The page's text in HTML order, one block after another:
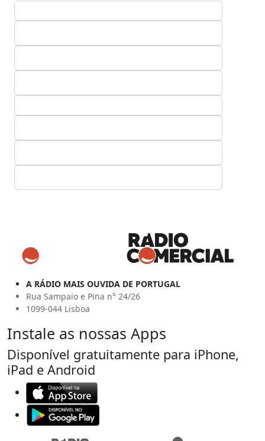
A RÁDIO MAIS OUVIDA DE PORTUGAL
Rua Sampaio e Pina n° 24/26
1099-044 Lisboa
Instale as nossas Apps
Disponível gratuitamente para iPhone,
iPad e Android